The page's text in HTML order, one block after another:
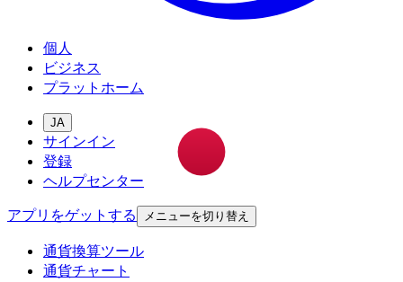
個人
ビジネス
プラットホーム
JA
サインイン
登録
ヘルプセンター
アプリをゲットする
メニューを切り替え
通貨換算ツール
通貨チャート